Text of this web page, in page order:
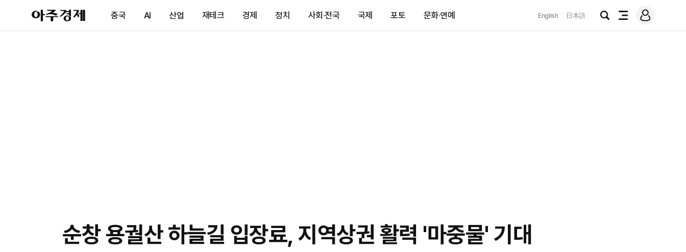
아
주
제
중국 AI 산업 재테크 경제 정치 사회·전국 국제 포토 문화·연예 English 日本語
검
전
메
그
순창 용궐산 하늘길 입장료, 지역상권 활력 '마중물' 기대